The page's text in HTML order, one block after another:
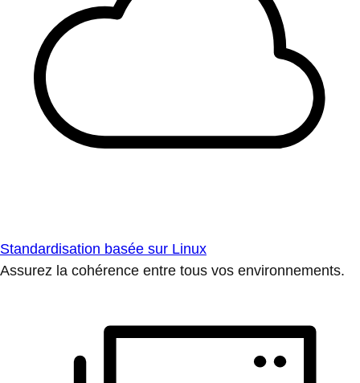
Standardisation basée sur Linux
Assurez la cohérence entre tous vos environnements.